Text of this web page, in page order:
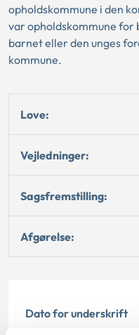
opholdskommune i den
var opholdskommune for
barnet eller den unges
kommune.
Love:
Vejledninger:
Sagsfremstilling:
Afgørelse:
Dato for underskrift